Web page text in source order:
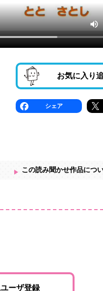
お気に入り
シェア
この読み聞かせ作品につ
ーザ登録